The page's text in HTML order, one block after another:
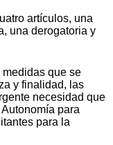
artículos, una
una derogatoria y
que se
y finalidad, las
necesidad que
para
para la